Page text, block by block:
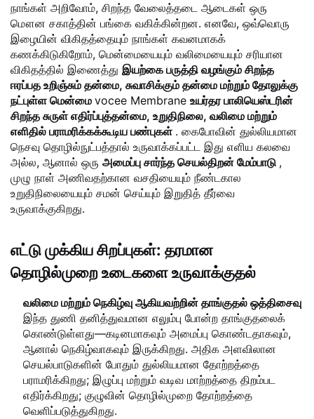
நாங்கள் அறிவோம், சிறந்த வேலைத்தடை ஆடைகள் ஒரு
மௌன சகாத்தின் பங்கை வகிக்கின்றன. எனவே, ஒவ்வொரு
இழையின் விகிதத்தையும் நாங்கள் கவனமாகக்
கணக்கிடுகிறோம், மென்மையையும் வலிமையையும் சரியான
விகிதத்தில் இணைத்து இயற்கை பருத்தி வழங்கும் சிறந்த
ஈரப்பத உறிஞ்சும் தன்மை, சுவாசிக்கும் தன்மை மற்றும் தோலுக்கு
நட்புள்ள மென்மை vocee Membrane உயர்தர பாலியெஸ்டரின்
சிறந்த சுருள் எதிர்ப்புத்தன்மை, உறுதிநிலை, வலிமை மற்றும்
எளிதில் பராமரிக்கக்கூடிய பண்புகள் . கைபோவின் துல்லியமான
நெசவு தொழில்நுட்பத்தால் உருவாக்கப்பட்ட இது எளிய கலவை
அல்ல, ஆனால் ஒரு அமைப்பு சார்ந்த செயல்திறன் மேம்பாடு ,
முழு நாள் அணிவதற்கான வசதியையும் நீண்டகால
உறுதிநிலையையும் சமன் செய்யும் இறுதித் தீர்வை
உருவாக்குகிறது.
எட்டு முக்கிய சிறப்புகள்: தரமான
தொழில்முறை உடைகளை உருவாக்குதல்
வலிமை மற்றும் நெகிழ்வு ஆகியவற்றின் தாங்குதல் ஒத்திசைவு
இந்த துணி தனித்துவமான எலும்பு போன்ற தாங்குதலைக்
கொண்டுள்ளது—கடினமாகவும் அமைப்பு கொண்டதாகவும்,
ஆனால் நெகிழ்வாகவும் இருக்கிறது. அதிக அளவிலான
செயல்பாடுகளின் போதும் துல்லியமான தோற்றத்தை
பராமரிக்கிறது; இழுப்பு மற்றும் வடிவ மாற்றத்தை திறம்பட
எதிர்க்கிறது; குழுவின் தொழில்முறை தோற்றத்தை
வெளிப்படுத்துகிறது.